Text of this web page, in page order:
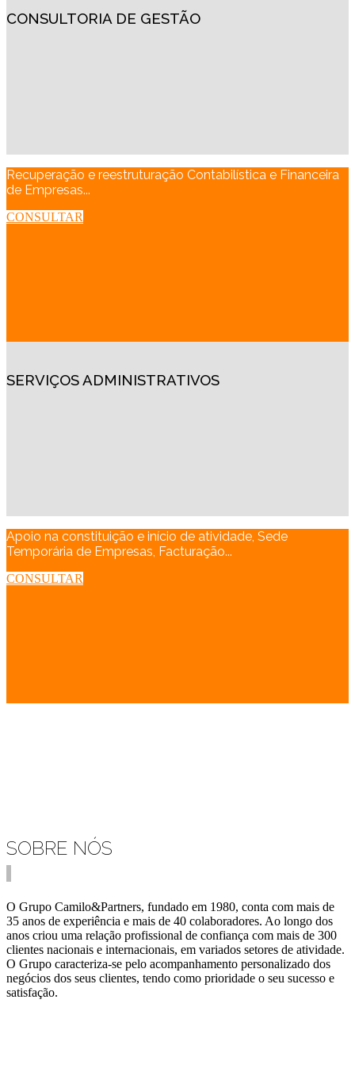
CONSULTORIA DE GESTÃO
Recuperação e reestruturação Contabilística e Financeira
de Empresas...
CONSULTAR
SERVIÇOS ADMINISTRATIVOS
Apoio na constituição e início de atividade, Sede
Temporária de Empresas, Facturação...
CONSULTAR
SOBRE NÓS
O Grupo Camilo&Partners, fundado em 1980, conta com mais de
35 anos de experiência e mais de 40 colaboradores. Ao longo dos
anos criou uma relação profissional de confiança com mais de 300
clientes nacionais e internacionais, em variados setores de atividade.
O Grupo caracteriza-se pelo acompanhamento personalizado dos
negócios dos seus clientes, tendo como prioridade o seu sucesso e
satisfação.